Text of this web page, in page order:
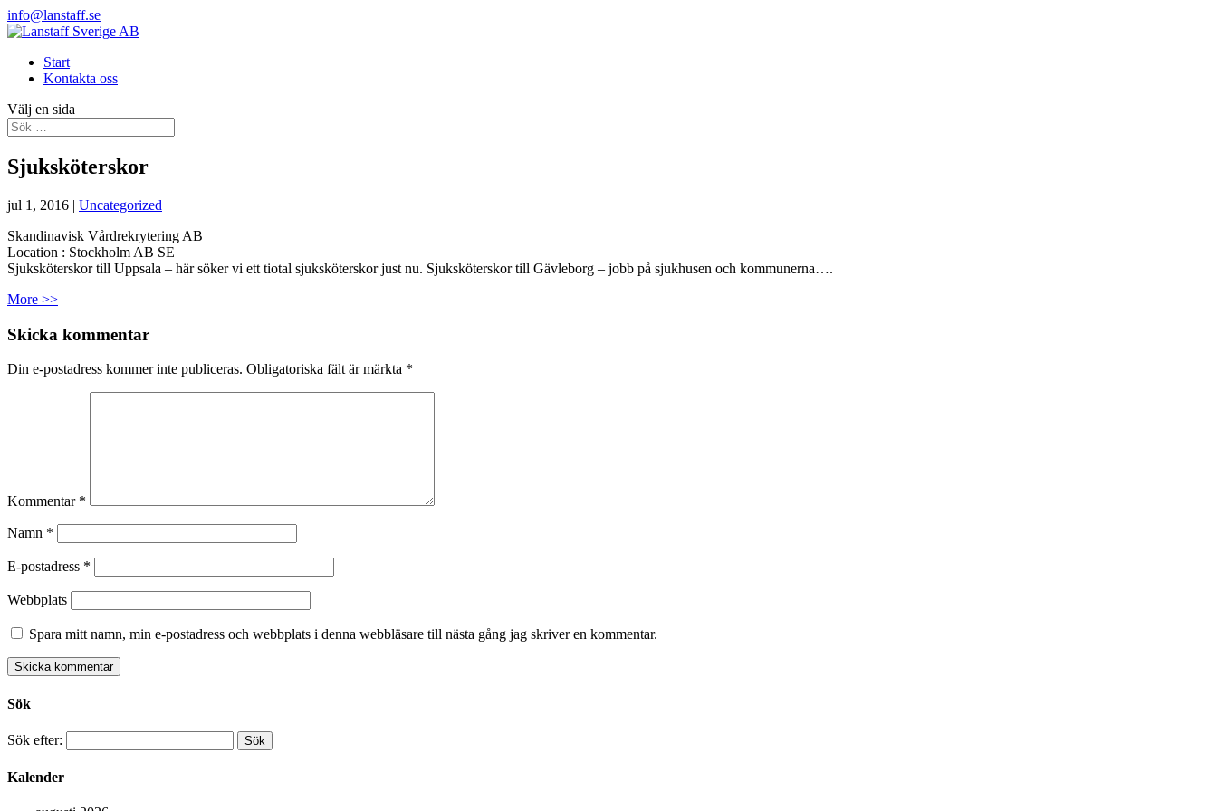
info@lanstaff.se
Start
Kontakta oss
Välj en sida
Sjuksköterskor
jul 1, 2016 | Uncategorized
Skandinavisk Vårdrekrytering AB
Location : Stockholm AB SE
Sjuksköterskor till Uppsala – här söker vi ett tiotal sjuksköterskor just nu. Sjuksköterskor till Gävleborg – jobb på sjukhusen och kommunerna….
More >>
Skicka kommentar
Din e-postadress kommer inte publiceras. Obligatoriska fält är märkta *
Kommentar *
Namn *
E-postadress *
Webbplats
Spara mitt namn, min e-postadress och webbplats i denna webbläsare till nästa gång jag skriver en kommentar.
Sök
Sök efter:
Kalender